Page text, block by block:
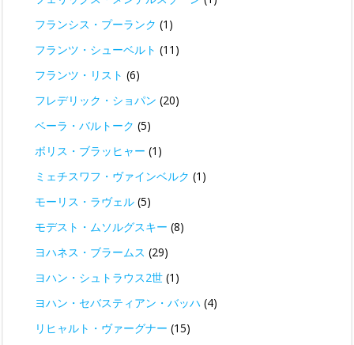
フランシス・プーランク (1)
フランツ・シューベルト (11)
フランツ・リスト (6)
フレデリック・ショパン (20)
ベーラ・バルトーク (5)
ボリス・ブラッヒャー (1)
ミェチスワフ・ヴァインベルク (1)
モーリス・ラヴェル (5)
モデスト・ムソルグスキー (8)
ヨハネス・ブラームス (29)
ヨハン・シュトラウス2世 (1)
ヨハン・セバスティアン・バッハ (4)
リヒャルト・ヴァーグナー (15)